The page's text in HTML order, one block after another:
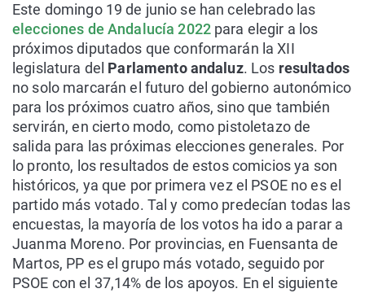
Este domingo 19 de junio se han celebrado las
elecciones de Andalucía 2022para elegir a los
próximos diputados que conformarán la XII
legislatura del Parlamento andaluz. Los resultados
no solo marcarán el futuro del gobierno autonómico
para los próximos cuatro años, sino que también
servirán, en cierto modo, como pistoletazo de
salida para las próximas elecciones generales. Por
lo pronto, los resultados de estos comicios ya son
históricos, ya que por primera vez el PSOE no es el
partido más votado. Tal y como predecían todas las
encuestas, la mayoría de los votos ha ido a parar a
Juanma Moreno. Por provincias, en Fuensanta de
Martos, PP es el grupo más votado, seguido por
PSOE con el 37,14% de los apoyos. En el siguiente